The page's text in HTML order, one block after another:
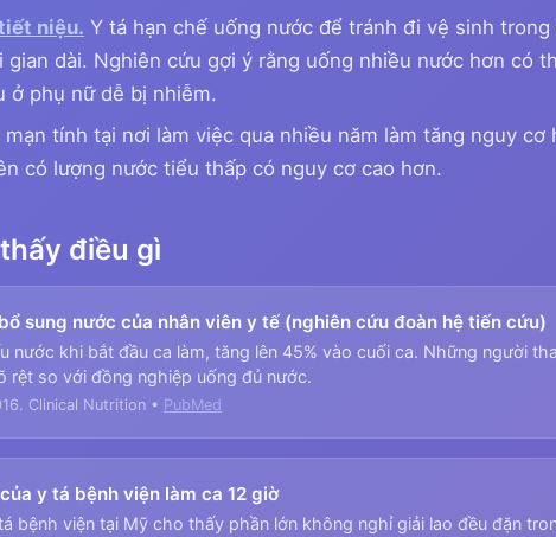
niệu. Y tá hạn chế uống nước để tránh đi vệ sinh
dài. Nghiên cứu gợi ý rằng uống nhiều nước hơn có
ở phụ nữ dễ bị nhiễm.
tính tại nơi làm việc qua nhiều năm làm tăng nguy cơ
có lượng nước tiểu thấp có nguy cơ cao hơn.
điều gì
sung nước của nhân viên y tế (nghiên cứu đoàn hệ tiến cứu)
nước khi bắt đầu ca làm, tăng lên 45% vào cuối ca. Những người
rệt so với đồng nghiệp uống đủ nước.
Clinical Nutrition • PubMed
y tá bệnh viện làm ca 12 giờ
bệnh viện tại Mỹ cho thấy phần lớn không nghỉ giải lao đều đặn